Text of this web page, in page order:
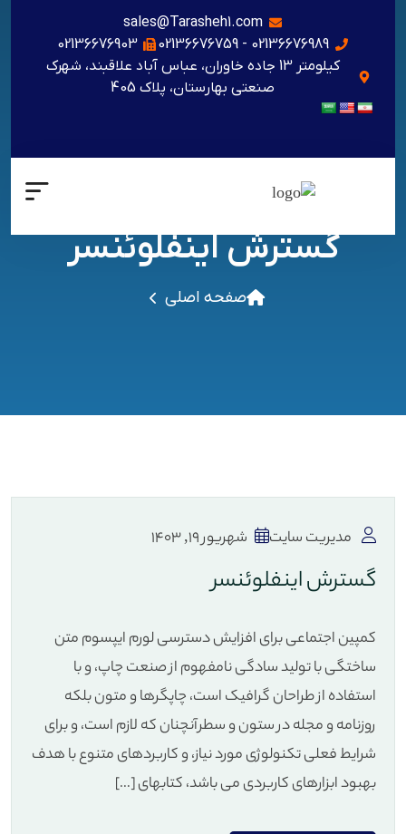
sales@Tarasheh1.com
02136676989 - 02136676759
02136676903
کیلومتر 13 جاده خاوران، عباس آباد علاقبند، شهرک
صنعتی بهارستان، پلاک 405
گسترش اینفلوئنسر
صفحه اصلی
مدیریت سایت شهریور 19, 1403
گسترش اینفلوئنسر
کمپین اجتماعی برای افزایش دسترسی لورم ایپسوم متن
ساختگی با تولید سادگی نامفهوم از صنعت چاپ، و با
استفاده از طراحان گرافیک است، چاپگرها و متون بلکه
روزنامه و مجله در ستون و سطرآنچنان که لازم است، و برای
شرایط فعلی تکنولوژی مورد نیاز، و کاربردهای متنوع با هدف
بهبود ابزارهای کاربردی می باشد، کتابهای […]